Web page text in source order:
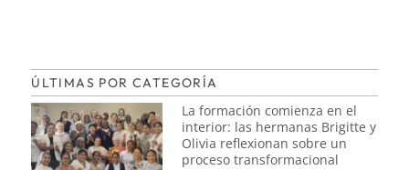
ÚLTIMAS POR CATEGORÍA
La formación comienza en el
interior: las hermanas Brigitte y
Olivia reflexionan sobre un
proceso transformacional